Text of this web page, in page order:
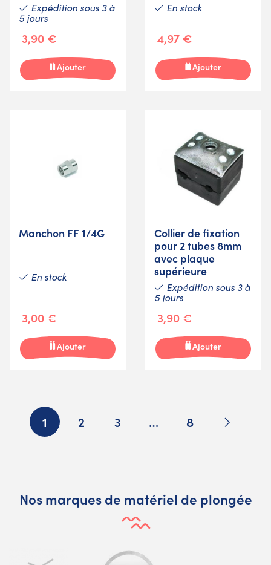
Expédition sous 3 à
5 jours
3,90 €
Ajouter
En stock
4,97 €
Ajouter
Manchon FF 1/4G
En stock
3,00 €
Ajouter
Collier de fixation
pour 2 tubes 8mm
avec plaque
supérieure
Expédition sous 3 à
5 jours
3,90 €
Ajouter
1 2 3 … 8 Suivant
Nos marques de matériel de plongée